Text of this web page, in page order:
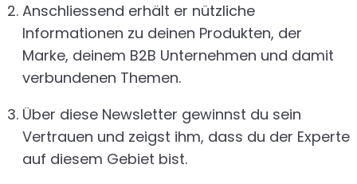
Anschliessend erhält er nützliche
Informationen zu deinen Produkten, der
Marke, deinem B2B Unternehmen und damit
verbundenen Themen.
Über diese Newsletter gewinnst du sein
Vertrauen und zeigst ihm, dass du der Experte
auf diesem Gebiet bist.